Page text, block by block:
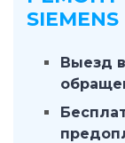
SIEMENS
Выезд